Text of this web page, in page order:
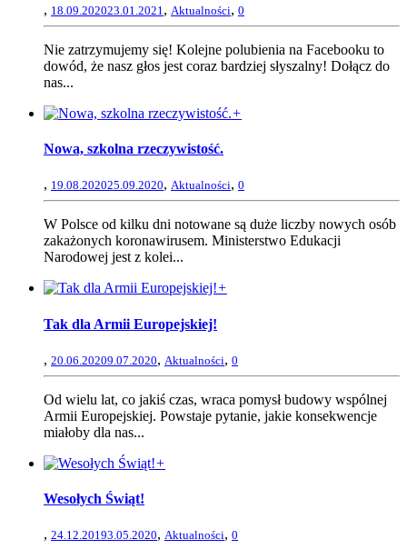
, 18.09.202023.01.2021 , Aktualności, 0
Nie zatrzymujemy się! Kolejne polubienia na Facebooku to
dowód, że nasz głos jest coraz bardziej słyszalny! Dołącz do
nas...
+
Nowa, szkolna rzeczywistość.
, 19.08.202025.09.2020, Aktualności, 0
W Polsce od kilku dni notowane są duże liczby nowych osób
zakażonych koronawirusem. Ministerstwo Edukacji
Narodowej jest z kolei...
+
Tak dla Armii Europejskiej!
, 20.06.20209.07.2020, Aktualności, 0
Od wielu lat, co jakiś czas, wraca pomysł budowy wspólnej
Armii Europejskiej. Powstaje pytanie, jakie konsekwencje
miałoby dla nas...
+
Wesołych Świąt!
, 24.12.20193.05.2020, Aktualności, 0